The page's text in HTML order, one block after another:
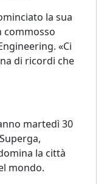
la sua
commosso
«Ci
di ricordi che
martedì 30
la città
mondo.